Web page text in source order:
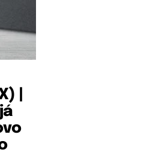
|